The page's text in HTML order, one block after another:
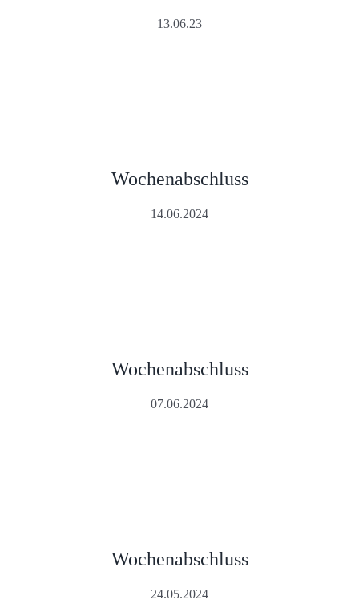
13.06.23
Wochenabschluss
14.06.2024
Wochenabschluss
07.06.2024
Wochenabschluss
24.05.2024